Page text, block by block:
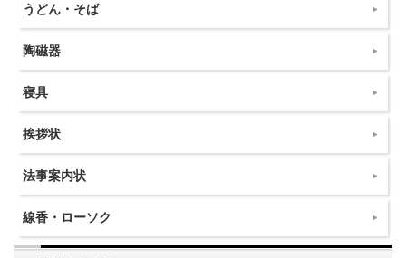
うどん・そば
陶磁器
寝具
挨拶状
法事案内状
線香・ローソク